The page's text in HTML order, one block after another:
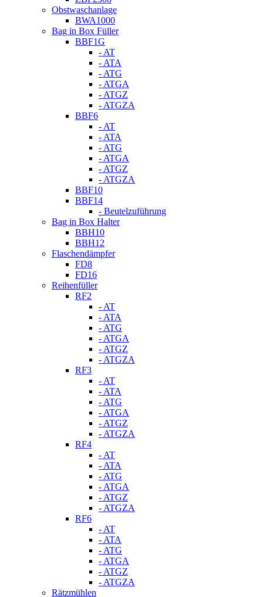
Obstwaschanlage
BWA1000
Bag in Box Füller
BBF1G
- AT
- ATA
- ATG
- ATGA
- ATGZ
- ATGZA
BBF6
- AT
- ATA
- ATG
- ATGA
- ATGZ
- ATGZA
BBF10
BBF14
- Beutelzuführung
Bag in Box Halter
BBH10
BBH12
Flaschendämpfer
FD8
FD16
Reihenfüller
RF2
- AT
- ATA
- ATG
- ATGA
- ATGZ
- ATGZA
RF3
- AT
- ATA
- ATG
- ATGA
- ATGZ
- ATGZA
RF4
- AT
- ATA
- ATG
- ATGA
- ATGZ
- ATGZA
RF6
- AT
- ATA
- ATG
- ATGA
- ATGZ
- ATGZA
Rätzmühlen